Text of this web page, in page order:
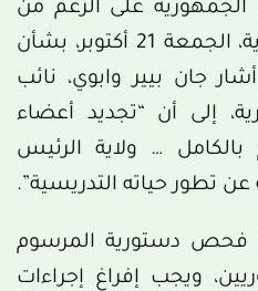
الجمهورية على الرغم من
إيضاح المحكمة الدستورية، الجمعة 21 أكتوبر، بشأن
جان بيير وابوي، نائب
إلى أن “تجديد أعضاء
بالكامل … ولاية الرئيس
تطور حياته التدريسية”.
فحص دستورية المرسوم
ويجب إفراغ إجراءات